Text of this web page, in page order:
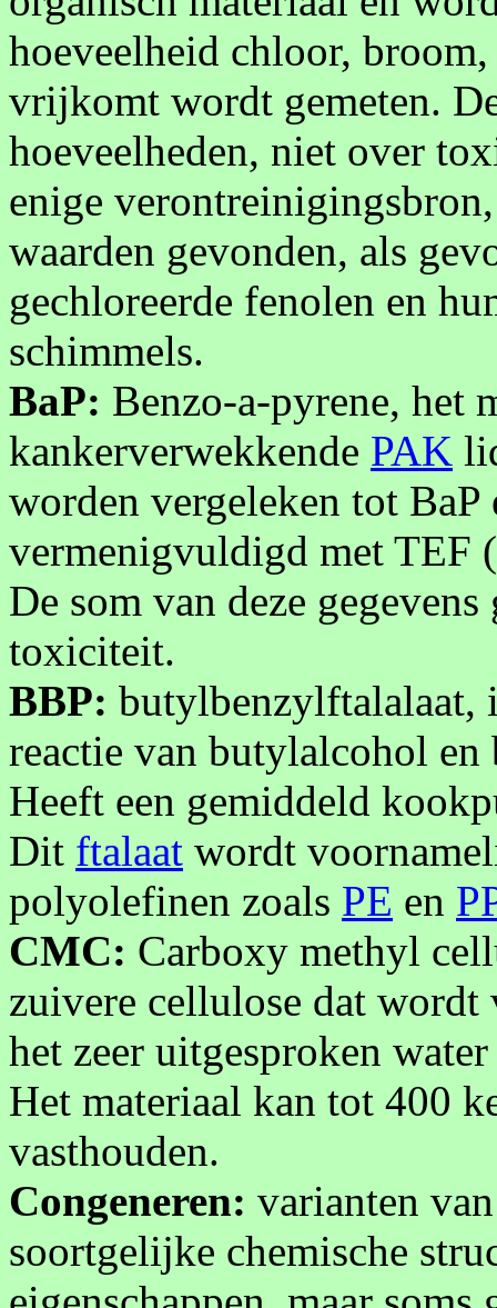
hoeveelheid chloor,
vrijkomt wordt gemeten.
hoeveelheden, niet over
enige
waarden gevonden, als
gechloreerde fenolen en
schimmels.
BaP: Benzo-a-pyrene, het
kankerverwekkende PAK
worden vergeleken tot BaP
vermenigvuldigd met TEF
De som van deze
toxiciteit.
BBP: butylbenzylftalalaat,
reactie van butylalcohol
Heeft een gemiddeld
Dit ftalaat wordt
polyolefinen zoals PE en
CMC: Carboxy methyl
zuivere cellulose dat wordt
het zeer uitgesproken
Het materiaal kan tot 400
vasthouden.
Congeneren: varianten
soortgelijke chemische